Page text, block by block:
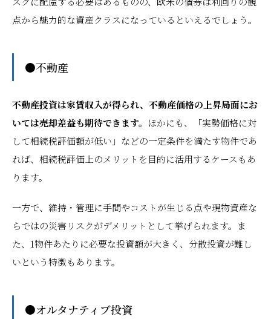
点から魅力的な資産クラスになっているといえるでしょう。
●不動産
不動産投資は家賃収入が得られ、不動産価格の上昇局面にお
いては売却差益も期待できます。 ほかにも、「実勢価格に対
して相続税評価額が低い」などの一定条件を満たす物件であ
れば、相続税評価上のメリットを目的に活用するケースもあ
ります。
一方で、維持・管理に手間やコストが生じる点や現物資産な
らではの災害リスクがデメリットとして挙げられます。ま
た、1物件あたりに必要な投資額が大きく、分散投資が難し
いという特徴もあります。
●オルタナティブ投資